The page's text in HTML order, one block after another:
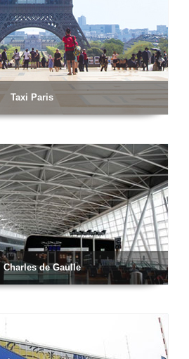
Taxi Paris
Charles de Gaulle